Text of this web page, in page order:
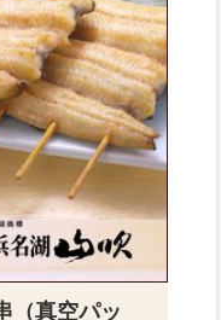
（真空パッ